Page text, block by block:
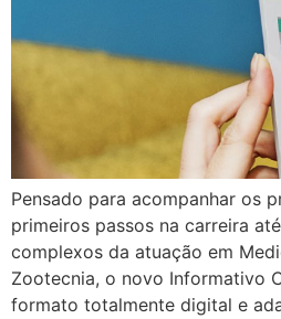
Pensado para acompanhar os
primeiros passos na carreira
complexos da atuação em
Zootecnia, o novo Informativo
formato totalmente digital e